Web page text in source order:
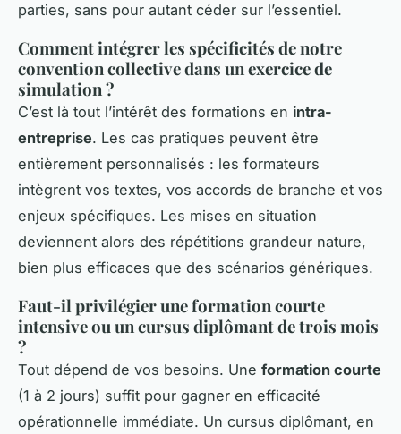
parties, sans pour autant céder sur l’essentiel.
Comment intégrer les spécificités de notre
convention collective dans un exercice de
simulation ?
C’est là tout l’intérêt des formations en intra-
entreprise. Les cas pratiques peuvent être
entièrement personnalisés : les formateurs
intègrent vos textes, vos accords de branche et vos
enjeux spécifiques. Les mises en situation
deviennent alors des répétitions grandeur nature,
bien plus efficaces que des scénarios génériques.
Faut-il privilégier une formation courte
intensive ou un cursus diplômant de trois mois
?
Tout dépend de vos besoins. Une formation courte
(1 à 2 jours) suffit pour gagner en efficacité
opérationnelle immédiate. Un cursus diplômant, en